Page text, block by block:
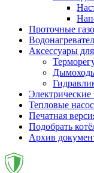
Проточные
Аксессуары
Электрические
Тепловые
Печатная
Подобрать
Архив